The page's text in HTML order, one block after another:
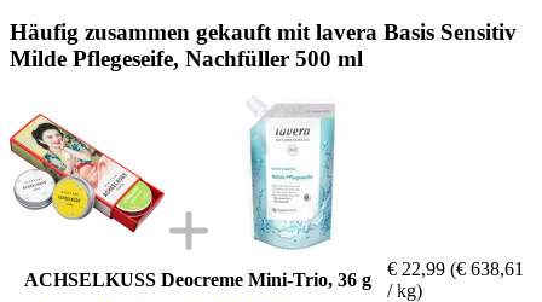
Häufig zusammen gekauft mit lavera Basis Sensitiv
Milde Pflegeseife, Nachfüller 500 ml
ACHSELKUSS Deocreme Mini-Trio, 36 g
€ 22,99 (€ 638,61
/ kg)